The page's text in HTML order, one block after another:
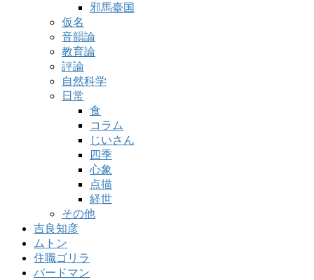
邪馬臺国
仮名
音韻論
教育論
評論
自然科学
日常
食
コラム
じいさん
四季
心象
点描
経世
その他
吉良知彦
ムトン
住職ゴリラ
バードマン